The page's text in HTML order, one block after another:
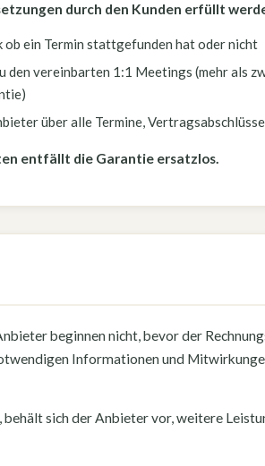
durch den Kunden erfüllt
ein Termin stattgefunden hat oder nicht
den vereinbarten 1:1 Meetings (mehr als
über alle Termine,
entfällt die Garantie ersatzlos.
beginnen nicht, bevor der
Informationen und
sich der Anbieter vor, weitere